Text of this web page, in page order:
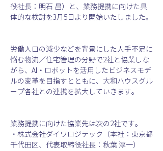
役社長：明石 昌）と、業務提携に向けた具
体的な検討を3月5日より開始いたしました。
労働人口の減少などを背景にした人手不足に
悩む物流／住宅管理の分野で2社と協業しな
がら、AI・ロボットを活用したビジネスモデ
ルの変革を目指すとともに、大和ハウスグル
ープ各社との連携を拡大していきます。
業務提携に向けた協業先は次の2社です。
・株式会社ダイワロジテック（本社：東京都
千代田区、代表取締役社長：秋葉 淳一）